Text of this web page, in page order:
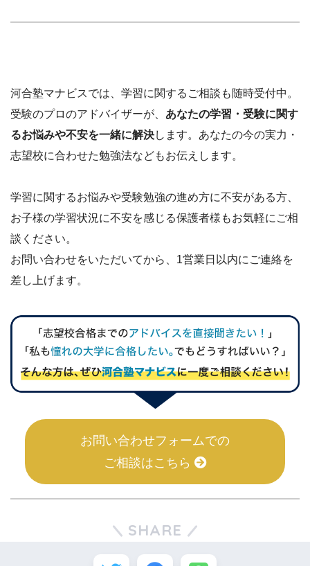
河合塾マナビスでは、学習に関するご相談も随時受付中。
受験のプロのアドバイザーが、 あなたの学習・受験に関す
るお悩みや不安を一緒に解決します。あなたの今の実力・
志望校に合わせた勉強法などもお伝えします。
学習に関するお悩みや受験勉強の進め方に不安がある方、
お子様の学習状況に不安を感じる保護者様もお気軽にご相
談ください。
お問い合わせをいただいてから、1営業日以内にご連絡を
差し上げます。
お問い合わせフォームでの
ご相談はこちら
SHARE